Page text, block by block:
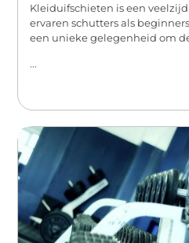
Kleiduifschieten is een
ervaren schutters als
een unieke gelegenheid om
...